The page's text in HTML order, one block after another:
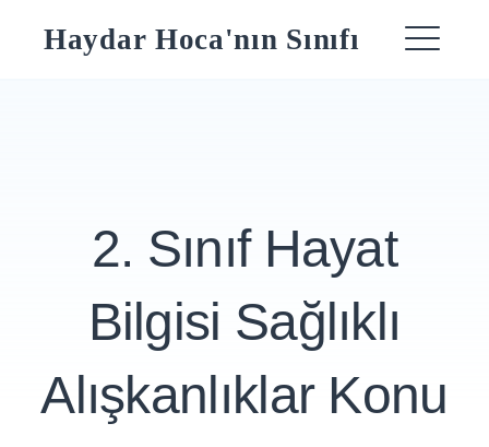
Haydar Hoca'nın Sınıfı
2. Sınıf Hayat
Bilgisi Sağlıklı
Alışkanlıklar Konu